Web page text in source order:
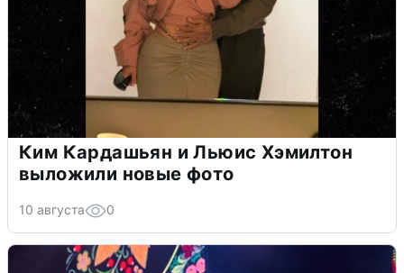
Ким Кардашьян и Льюис Хэмилтон
выложили новые фото
10 августа 0